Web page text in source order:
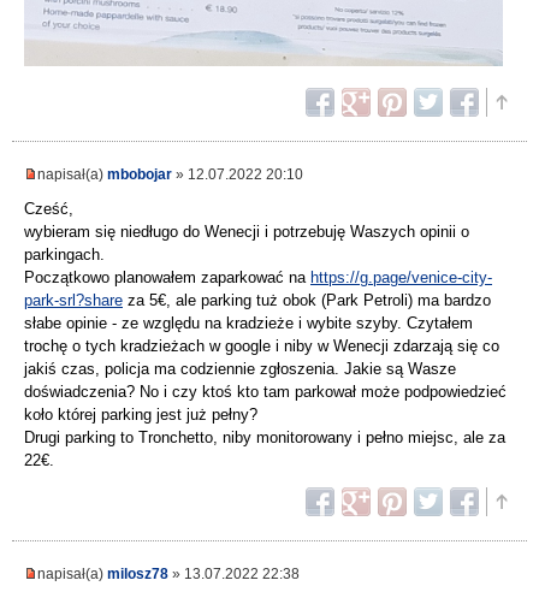
napisał(a) mbobojar » 12.07.2022 20:10
Cześć,
wybieram się niedługo do Wenecji i potrzebuję Waszych opinii o
parkingach.
Początkowo planowałem zaparkować na https://g.page/venice-city-
park-srl?share za 5€, ale parking tuż obok (Park Petroli) ma bardzo
słabe opinie - ze względu na kradzieże i wybite szyby. Czytałem
trochę o tych kradzieżach w google i niby w Wenecji zdarzają się co
jakiś czas, policja ma codziennie zgłoszenia. Jakie są Wasze
doświadczenia? No i czy ktoś kto tam parkował może podpowiedzieć
koło której parking jest już pełny?
Drugi parking to Tronchetto, niby monitorowany i pełno miejsc, ale za
22€.
napisał(a) milosz78 » 13.07.2022 22:38